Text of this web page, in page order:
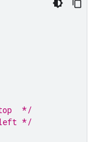
*/
left */